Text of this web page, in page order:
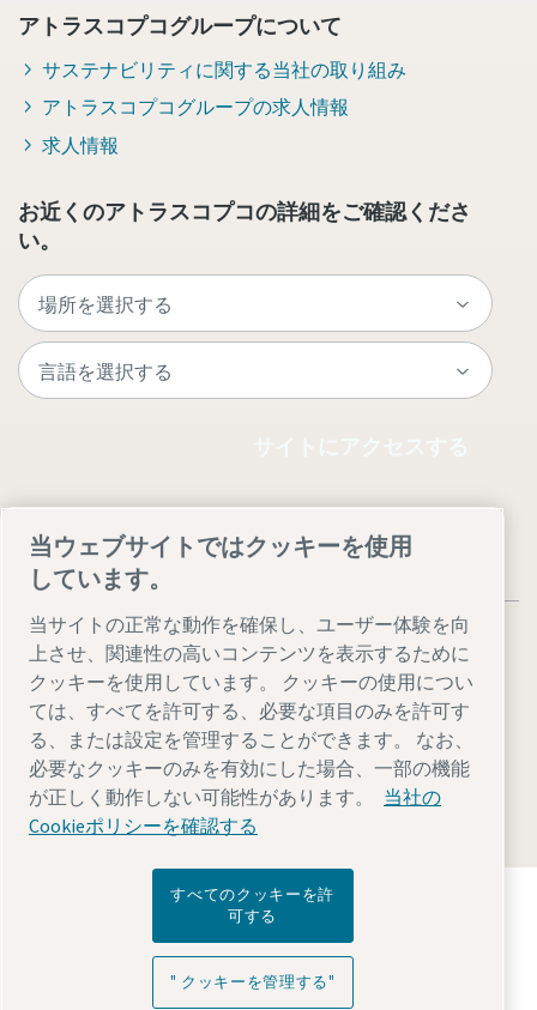
アトラスコプコグループについて
サステナビリティに関する当社の取り組み
アトラスコプコグループの求人情報
求人情報
お近くのアトラスコプコの詳細をご確認くださ
い。
法律およびプライバシーに関する通知
" クッキーを管理する"アクセシビリティ サイトマップ
© 2026 Atlas Copco AB
アトラスコプコグループが未来を変えるテクノロ
ジーをどのように実現しているかご覧ください。
アトラスコプコグループのウェブサイトをご覧く
当ウェブサイトではクッキーを使用
しています。
当サイトの正常な動作を確保し、ユーザー体験を向
上させ、関連性の高いコンテンツを表示するために
クッキーを使用しています。 クッキーの使用につい
ては、すべてを許可する、必要な項目のみを許可す
る、または設定を管理することができます。 なお、
必要なクッキーのみを有効にした場合、一部の機能
が正しく動作しない可能性があります。
当社の
Cookieポリシーを確認する
すべてのクッキーを許
可する
" クッキーを管理する"